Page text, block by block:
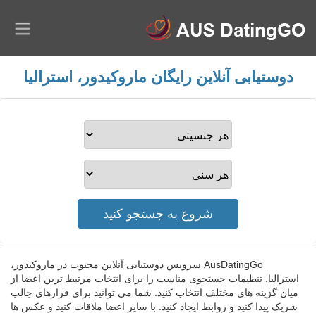
دوستیابی آنلاین رایگان ماروکیدور، استرالیا
AusDatingGo سرویس دوستیابی آنلاین محبوب در ماروکیدور،
استرالیا. تنظیمات جستجوی مناسب را برای انتخاب مرتبط ترین اعضا از
میان گزینه های مختلف انتخاب کنید. شما می توانید برای قرارهای جالب
شریک پیدا کنید و روابط ایجاد کنید. با سایر اعضا ملاقات کنید و عکس ها